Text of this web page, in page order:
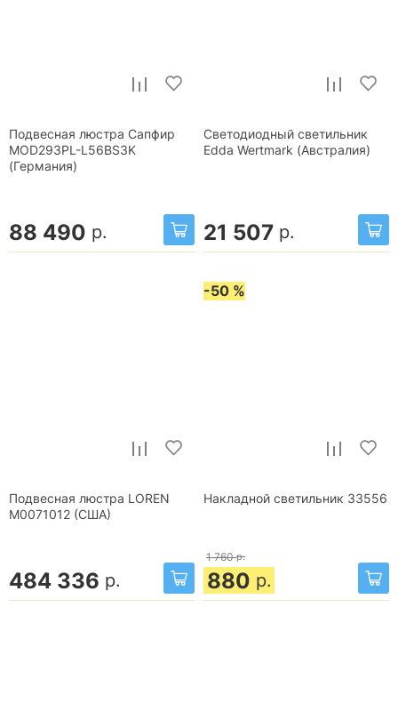
Подвесная люстра Сапфир
MOD293PL-L56BS3K
(Германия)
88 490 р.
Светодиодный светильник
Edda Wertmark (Австралия)
21 507 р.
Подвесная люстра LOREN
М0071012 (США)
484 336 р.
-50 %
Накладной светильник 33556
1 760 р.
880 р.